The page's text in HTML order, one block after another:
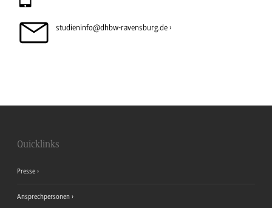
studieninfo@dhbw-ravensburg.de
Quicklinks
Presse
Ansprechpersonen